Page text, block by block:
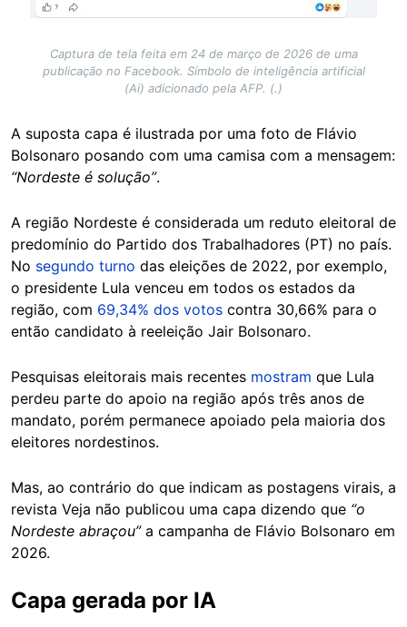
Captura de tela feita em 24 de março de 2026 de uma
publicação no Facebook. Símbolo de inteligência artificial
(Ai) adicionado pela AFP. (.)
A suposta capa é ilustrada por uma foto de Flávio
Bolsonaro posando com uma camisa com a mensagem:
“Nordeste é solução”.
A região Nordeste é considerada um reduto eleitoral de
predomínio do Partido dos Trabalhadores (PT) no país.
No segundo turno das eleições de 2022, por exemplo,
o presidente Lula venceu em todos os estados da
região, com 69,34% dos votos contra 30,66% para o
então candidato à reeleição Jair Bolsonaro.
Pesquisas eleitorais mais recentes mostram que Lula
perdeu parte do apoio na região após três anos de
mandato, porém permanece apoiado pela maioria dos
eleitores nordestinos.
Mas, ao contrário do que indicam as postagens virais, a
revista Veja não publicou uma capa dizendo que “o
Nordeste abraçou”a campanha de Flávio Bolsonaro em
2026.
Capa gerada por IA